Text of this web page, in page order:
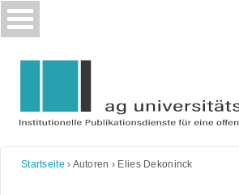
Skip
to
Startseite › Autoren › Elies Dekoninck